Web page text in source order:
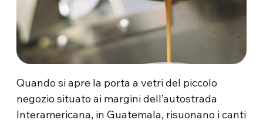
Quando si apre la porta a vetri del piccolo
negozio situato ai margini dell’autostrada
Interamericana, in Guatemala, risuonano i canti